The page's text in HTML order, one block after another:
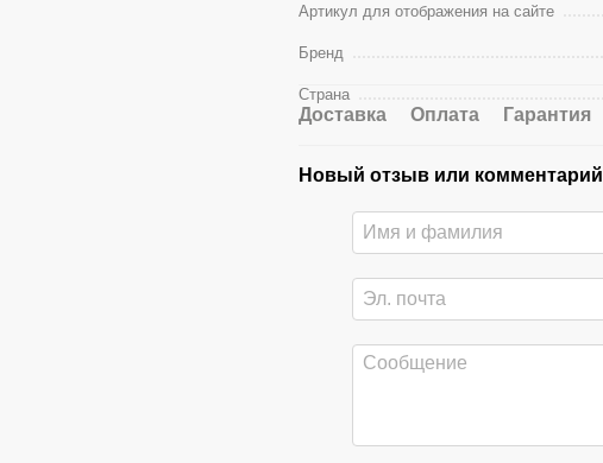
Артикул для отображения на сайте
Бренд
Страна
Доставка Оплата Гарантия
Новый отзыв или комментарий